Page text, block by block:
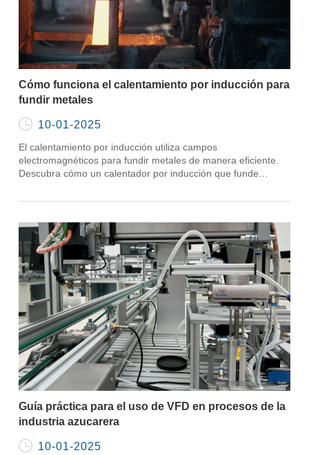
Cómo funciona el calentamiento por inducción para
fundir metales
 10-01-2025
El calentamiento por inducción utiliza campos
electromagnéticos para fundir metales de manera eficiente.
Descubra cómo un calentador por inducción que funde
Guía práctica para el uso de VFD en procesos de la
industria azucarera
 10-01-2025